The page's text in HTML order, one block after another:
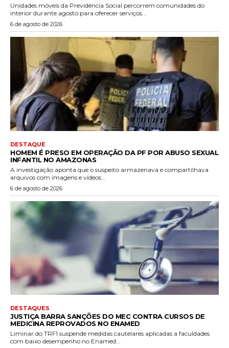
Unidades móveis da Previdência Social percorrem comunidades do
interior durante agosto para oferecer serviços...
6 de agosto de 2026
DESTAQUE
HOMEM É PRESO EM OPERAÇÃO DA PF POR ABUSO SEXUAL
INFANTIL NO AMAZONAS
A investigação aponta que o suspeito armazenava e compartilhava
arquivos com imagens e vídeos...
6 de agosto de 2026
DESTAQUES
JUSTIÇA BARRA SANÇÕES DO MEC CONTRA CURSOS DE
MEDICINA REPROVADOS NO ENAMED
Liminar do TRF1 suspende medidas cautelares aplicadas a faculdades
com baixo desempenho no Enamed...